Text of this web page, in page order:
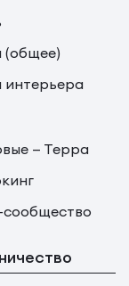
(общее)
интерьера
— Терра
сообщество